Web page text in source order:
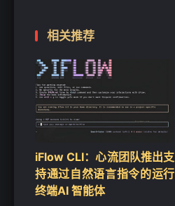
相关推荐
iFlow CLI：心流团队推出支
持通过自然语言指令的运行
终端AI 智能体